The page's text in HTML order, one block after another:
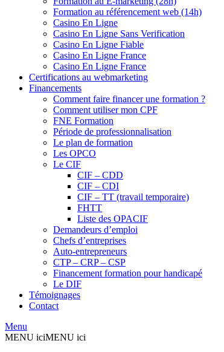
Formation au référencement web (14h)
Casino En Ligne
Casino En Ligne Sans Verification
Casino En Ligne Fiable
Casino En Ligne France
Casino En Ligne France
Certifications au webmarketing
Financements
Comment faire financer une formation ?
Comment utiliser mon CPF
FNE Formation
Période de professionnalisation
Le plan de formation
Les OPCO
Le CIF
CIF – CDD
CIF – CDI
CIF – TT (travail temporaire)
FHTT
Liste des OPACIF
Demandeurs d’emploi
Chefs d’entreprises
Auto-entrepreneurs
CTP – CRP – CSP
Financement formation pour handicapé
Le DIF
Témoignages
Contact
Menu
MENU iciMENU ici